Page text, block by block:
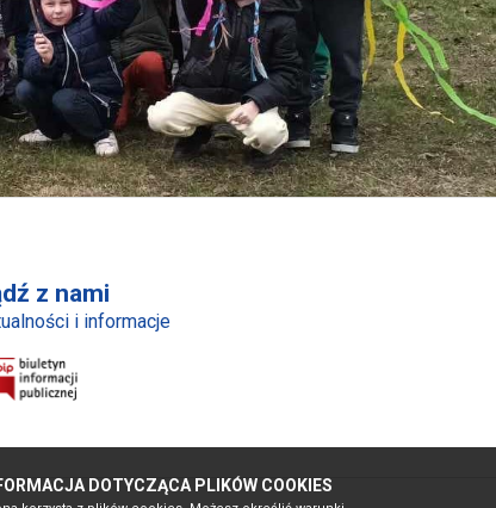
DOTYCZĄCA PLIKÓW COOKIES
z nami
i informacje